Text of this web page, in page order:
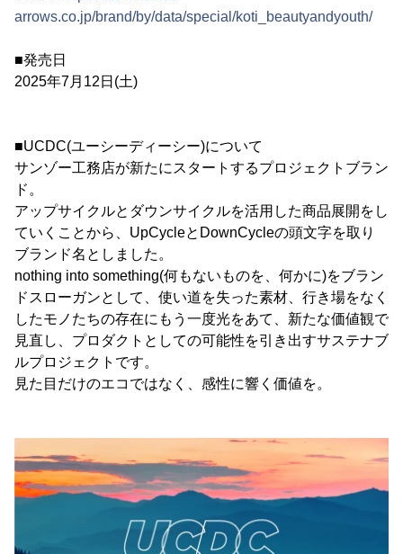
arrows.co.jp/brand/by/data/special/koti_beautyandyouth/
■発売日
2025年7月12日(土)
■UCDC(ユーシーディーシー)について
サンゾー工務店が新たにスタートするプロジェクトブラン
ド。
アップサイクルとダウンサイクルを活用した商品展開をし
ていくことから、UpCycleとDownCycleの頭文字を取り
ブランド名としました。
nothing into something(何もないものを、何かに)をブラン
ドスローガンとして、使い道を失った素材、行き場をなく
したモノたちの存在にもう一度光をあて、新たな価値観で
見直し、プロダクトとしての可能性を引き出すサステナブ
ルプロジェクトです。
見た目だけのエコではなく、感性に響く価値を。